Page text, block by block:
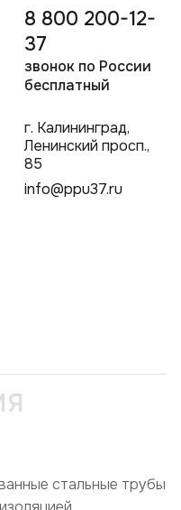
8 800 200-12-
37
звонок по России
бесплатный
г. Калининград,
Ленинский просп.,
85
info@ppu37.ru
стальные трубы